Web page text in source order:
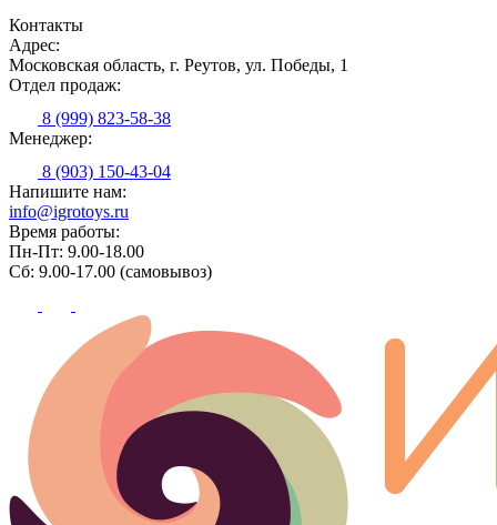
Контакты
Адрес:
Московская область, г. Реутов, ул. Победы, 1
Отдел продаж:
8 (999) 823-58-38
Менеджер:
8 (903) 150-43-04
Напишите нам:
info@igrotoys.ru
Время работы:
Пн-Пт: 9.00-18.00
Сб: 9.00-17.00 (самовывоз)